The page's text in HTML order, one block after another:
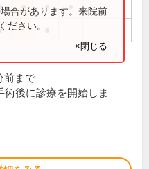
● ●
合があります。来院前
ださい。
×閉じる
前まで
後に診療を開始しま